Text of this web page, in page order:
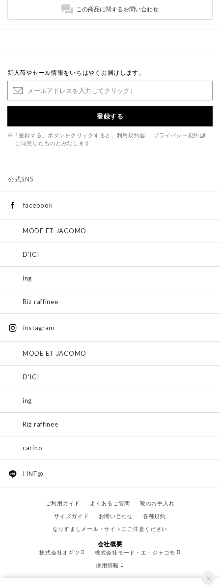
この商品に関するお問い合わせ
新入荷やセール情報をいちはやくお届けします。
登録する
※「登録する」ボタンをクリックすると、 利用規約
プライバシー規約
に同意したものとみなします
公式SNS
facebook
MODE ET JACOMO
D'ICI
ing
Riz raffinee
instagram
MODE ET JACOMO
D'ICI
ing
Riz raffinee
carino
LINE@
ご利用ガイド よくあるご質問
靴のお手入れ
サイズガイド
お問い合わせ
各種規約
なりすましメール・サイトにご注意ください
会社概要
株式会社オギツ
株式会社モード・エ・ジャコモ
採用情報